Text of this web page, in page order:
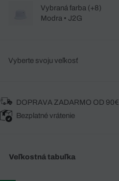
Vybraná farba (+8)
Modra • J2G
Vyberte svoju veľkosť
DOPRAVA ZADARMO OD 90€
Bezplatné vrátenie
Veľkostná tabuľka